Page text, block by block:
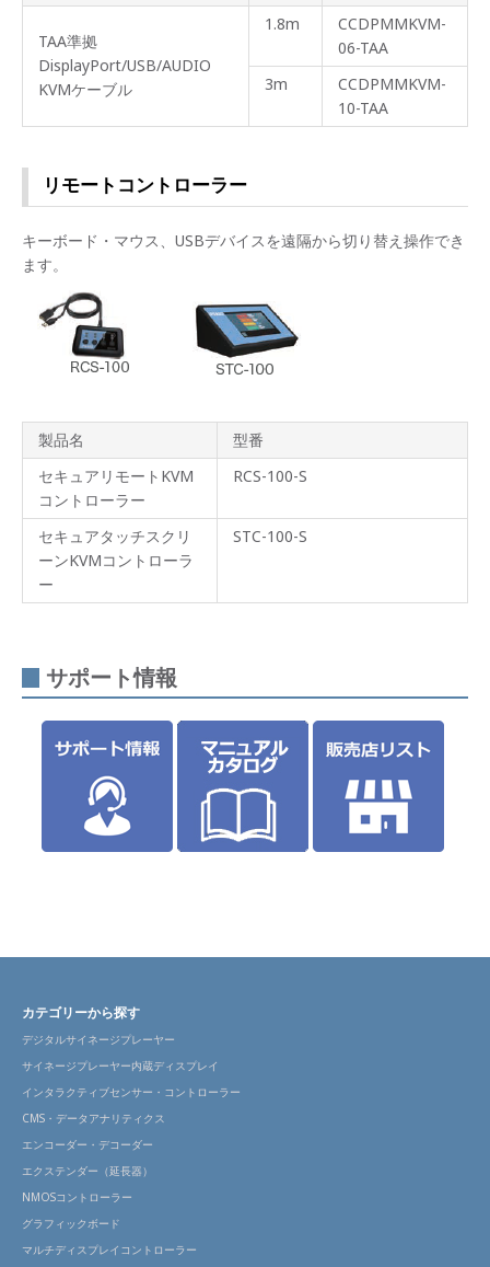
TAA準拠
DisplayPort/USB/AUDIO
KVMケーブル
1.8m
CCDPMMKVM-
06-TAA
3m
CCDPMMKVM-
10-TAA
リモートコントローラー
キーボード・マウス、USBデバイスを遠隔から切り替え操作でき
ます。
製品名
型番
セキュアリモートKVM
コントローラー
RCS-100-S
セキュアタッチスクリ
ーンKVMコントローラ
ー
STC-100-S
サポート情報
カテゴリーから探す
デジタルサイネージプレーヤー
サイネージプレーヤー内蔵ディスプレイ
インタラクティブセンサー・コントローラー
CMS・データアナリティクス
エンコーダー・デコーダー
エクステンダー（延長器）
NMOSコントローラー
グラフィックボード
マルチディスプレイコントローラー